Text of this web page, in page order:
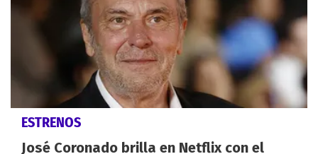
ESTRENOS
José Coronado brilla en Netflix con el